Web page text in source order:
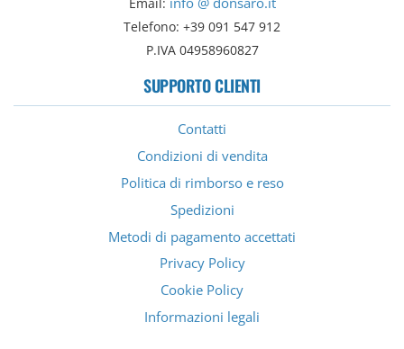
Telefono: +39 091 547 912
P.IVA 04958960827
SUPPORTO CLIENTI
Contatti
Condizioni di vendita
Politica di rimborso e reso
Spedizioni
Metodi di pagamento accettati
Privacy Policy
Cookie Policy
Informazioni legali